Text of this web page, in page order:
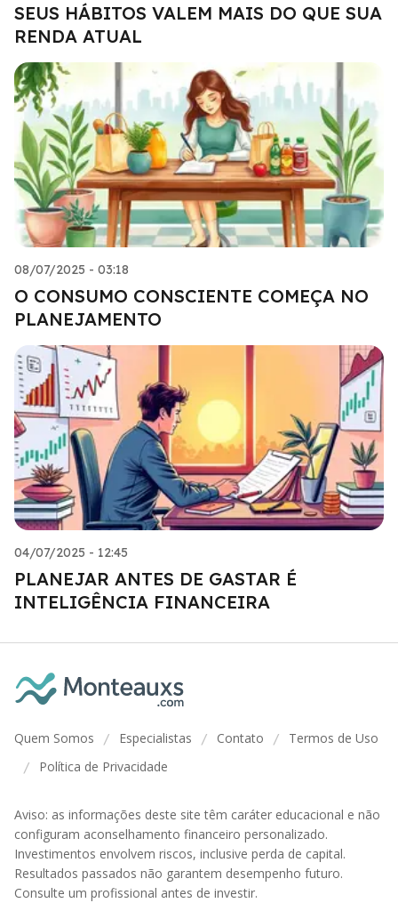
SEUS HÁBITOS VALEM MAIS DO QUE SUA
RENDA ATUAL
08/07/2025 - 03:18
O CONSUMO CONSCIENTE COMEÇA NO
PLANEJAMENTO
04/07/2025 - 12:45
PLANEJAR ANTES DE GASTAR É
INTELIGÊNCIA FINANCEIRA
Quem Somos / Especialistas / Contato / Termos de Uso
/ Política de Privacidade
Aviso: as informações deste site têm caráter educacional e não
configuram aconselhamento financeiro personalizado.
Investimentos envolvem riscos, inclusive perda de capital.
Resultados passados não garantem desempenho futuro.
Consulte um profissional antes de investir.